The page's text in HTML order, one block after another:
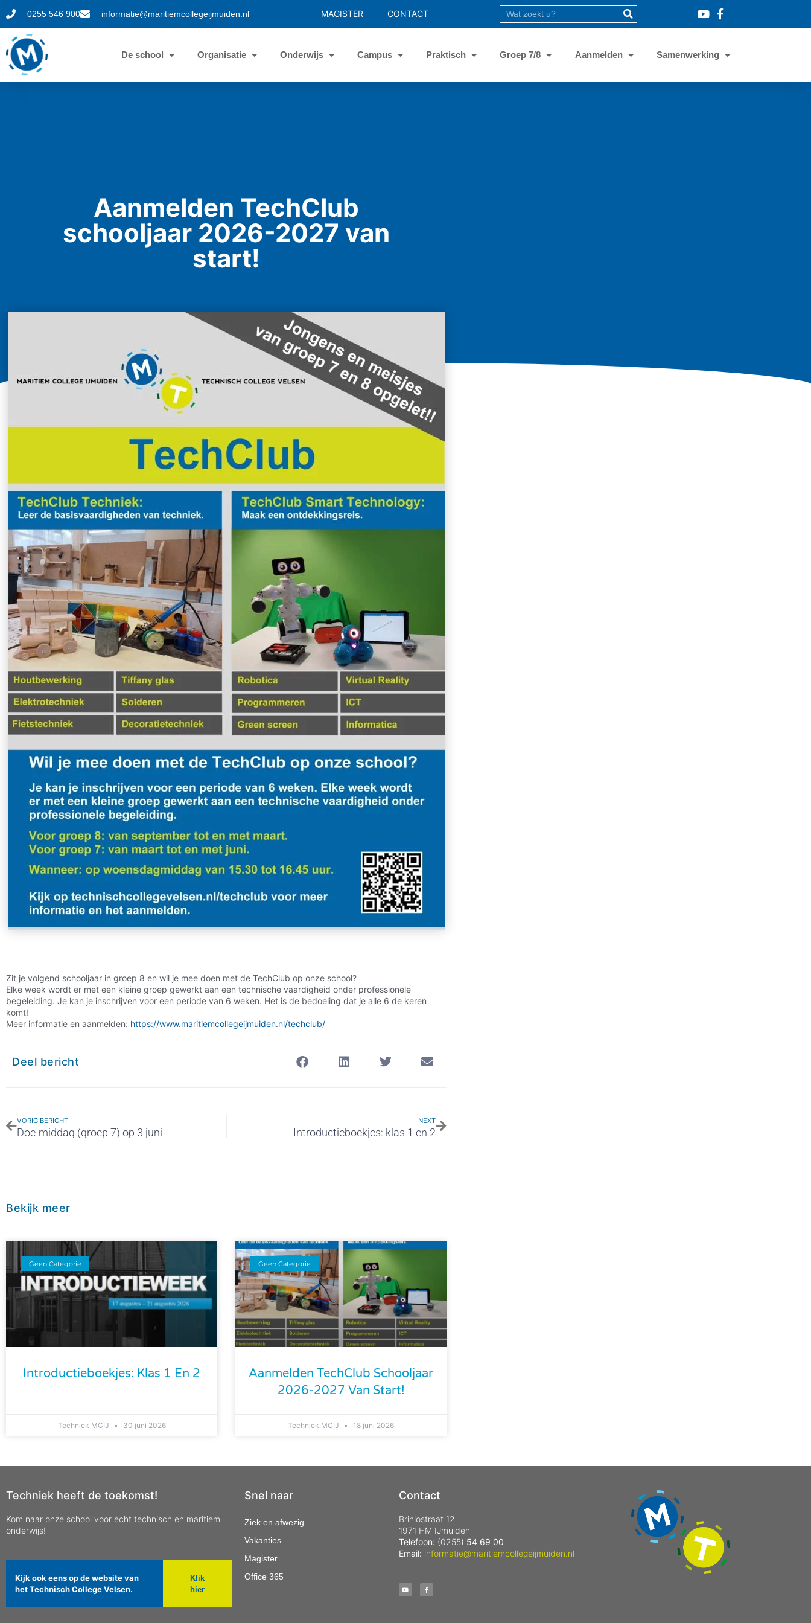
0255 546 900 informatie@maritiemcollegeijmuiden.nl MAGISTER CONTACT
De school Organisatie Onderwijs Campus Praktisch Groep 7/8 Aanmelden Samenwerking
Aanmelden TechClub
schooljaar 2026-2027 van
start!
Zit je volgend schooljaar in groep 8 en wil je mee doen met de TechClub op onze school?
Elke week wordt er met een kleine groep gewerkt aan een technische vaardigheid onder professionele
begeleiding. Je kan je inschrijven voor een periode van 6 weken. Het is de bedoeling dat je alle 6 de keren
komt!
Meer informatie en aanmelden: https://www.maritiemcollegeijmuiden.nl/techclub/
Deel bericht
VORIG BERICHT
Doe-middag (groep 7) op 3 juni
NEXT
Introductieboekjes: klas 1 en 2
Bekijk meer
Geen Categorie
Introductieboekjes: Klas 1 En 2
Techniek MCIJ 30 juni 2026
Geen Categorie
Aanmelden TechClub Schooljaar
2026-2027 Van Start!
Techniek MCIJ 18 juni 2026
Techniek heeft de toekomst!
Kom naar onze school voor ècht technisch en maritiem
onderwijs!
Kijk ook eens op de website van
het Technisch College Velsen.
Klik
hier
Snel naar
Ziek en afwezig
Vakanties
Magister
Office 365
Contact
Briniostraat 12
1971 HM IJmuiden
Telefoon: (0255) 54 69 00
Email: informatie@maritiemcollegeijmuiden.nl